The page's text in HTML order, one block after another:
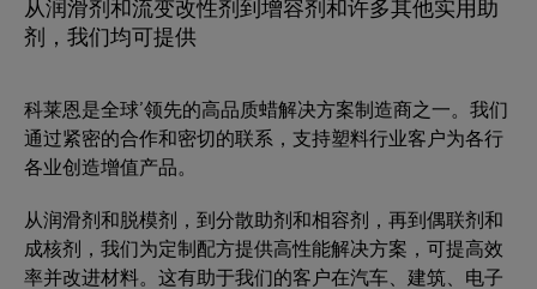
从润滑剂和流变改性剂到增容剂和许多其他实用助
剂，我们均可提供
科莱恩是全球’领先的高品质蜡解决方案制造商之一。我们
通过紧密的合作和密切的联系，支持塑料行业客户为各行
各业创造增值产品。
从润滑剂和脱模剂，到分散助剂和相容剂，再到偶联剂和
成核剂，我们为定制配方提供高性能解决方案，可提高效
率并改进材料。这有助于我们的客户在汽车、建筑、电子